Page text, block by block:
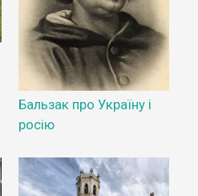
Бальзак про Україну і
росію